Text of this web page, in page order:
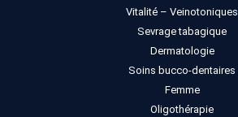
Vitalité – Veinotoniques
Sevrage tabagique
Dermatologie
Soins bucco-dentaires
Femme
Oligothérapie